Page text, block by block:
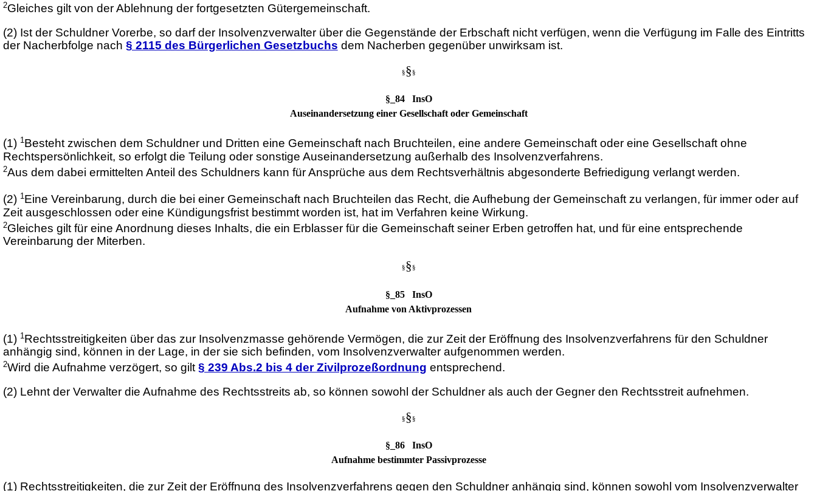
2Gleiches gilt von der Ablehnung der fortgesetzten Gütergemeinschaft.
(2) Ist der Schuldner Vorerbe, so darf der Insolvenzverwalter über die Gegenstände der Erbschaft nicht verfügen, wenn die Verfügung im Falle des Eintritts
der Nacherbfolge nach § 2115 des Bürgerlichen Gesetzbuchs dem Nacherben gegenüber unwirksam ist.
§§ §
§_84 InsO
Auseinandersetzung einer Gesellschaft oder Gemeinschaft
(1) 1Besteht zwischen dem Schuldner und Dritten eine Gemeinschaft nach Bruchteilen, eine andere Gemeinschaft oder eine Gesellschaft ohne
Rechtspersönlichkeit, so erfolgt die Teilung oder sonstige Auseinandersetzung außerhalb des Insolvenzverfahrens.
2Aus dem dabei ermittelten Anteil des Schuldners kann für Ansprüche aus dem Rechtsverhältnis abgesonderte Befriedigung verlangt werden.
(2) 1Eine Vereinbarung, durch die bei einer Gemeinschaft nach Bruchteilen das Recht, die Aufhebung der Gemeinschaft zu verlangen, für immer oder auf
Zeit ausgeschlossen oder eine Kündigungsfrist bestimmt worden ist, hat im Verfahren keine Wirkung.
2Gleiches gilt für eine Anordnung dieses Inhalts, die ein Erblasser für die Gemeinschaft seiner Erben getroffen hat, und für eine entsprechende
Vereinbarung der Miterben.
§§ §
§_85 InsO
Aufnahme von Aktivprozessen
(1) 1Rechtsstreitigkeiten über das zur Insolvenzmasse gehörende Vermögen, die zur Zeit der Eröffnung des Insolvenzverfahrens für den Schuldner
anhängig sind, können in der Lage, in der sie sich befinden, vom Insolvenzverwalter aufgenommen werden.
2Wird die Aufnahme verzögert, so gilt§ 239 Abs.2 bis 4 der Zivilprozeßordnung entsprechend.
(2) Lehnt der Verwalter die Aufnahme des Rechtsstreits ab, so können sowohl der Schuldner als auch der Gegner den Rechtsstreit aufnehmen.
§§ §
§_86 InsO
Aufnahme bestimmter Passivprozesse
(1) Rechtsstreitigkeiten, die zur Zeit der Eröffnung des Insolvenzverfahrens gegen den Schuldner anhängig sind, können sowohl vom Insolvenzverwalter